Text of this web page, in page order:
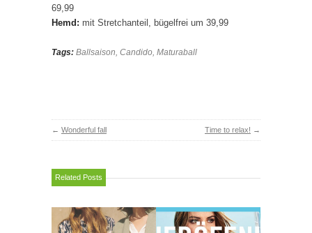
69,99
Hemd: mit Stretchanteil, bügelfrei um 39,99
Tags: Ballsaison, Candido, Maturaball
← Wonderful fall Time to relax! →
Related Posts